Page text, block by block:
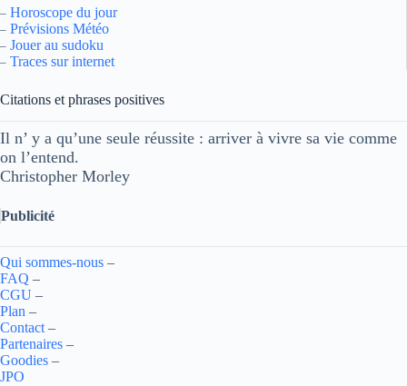
– Horoscope du jour
– Prévisions Météo
– Jouer au sudoku
– Traces sur internet
Citations et phrases positives
Il n’ y a qu’une seule réussite : arriver à vivre sa vie comme
on l’entend.
Christopher Morley
Publicité
Qui sommes-nous –
FAQ –
CGU –
Plan –
Contact –
Partenaires –
Goodies –
JPO